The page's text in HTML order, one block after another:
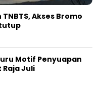
Akses Bromo
Motif Penyuapan
Juli